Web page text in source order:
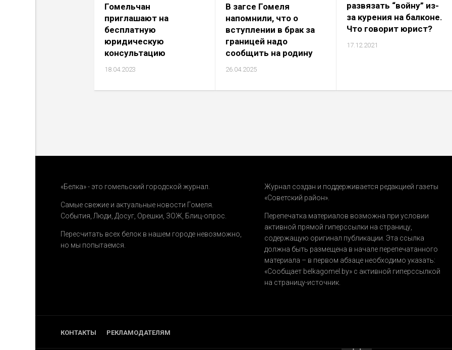
Гомельчан
приглашают на
бесплатную
юридическую
консультацию
18.04.2023
В загсе Гомеля
напомнили, что о
вступлении в брак за
границей надо
сообщить на родину
26.04.2025
развязать “войну” из-
за курения на балконе.
Что говорит юрист?
17.12.2021
«Белка» - это гомельский городской журнал.
Самые свежие и актуальные новости Гомеля.
События,Люди, Досуг, Орешки, ЗОЖ, Блиц-опрос.
Пересчитать всех белок в нашем городе невозможно,
но мы попытаемся.
Журнал создан и поддерживается редакцией газеты
«Советский район».
Перепечатка материалов возможна при условии
активной прямой гиперссылки на страницу,
содержащую оригинал публикации. Эта ссылка
должна быть размещена в начале перепечатанного
материала – в первом абзаце необходимо указать:
«Сообщает belkagomel.by»с активной гиперссылкой
на страницу-источник.
КОНТАКТЫ РЕКЛАМОДАТЕЛЯМ